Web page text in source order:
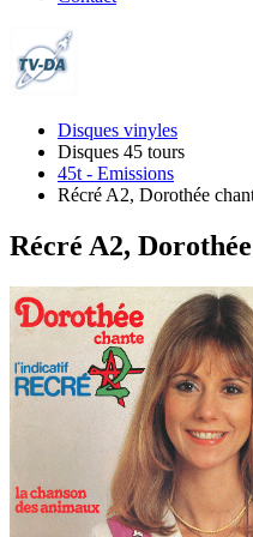
Disques vinyles
Disques 45 tours
45t - Emissions
Récré A2, Dorothée
Récré A2,